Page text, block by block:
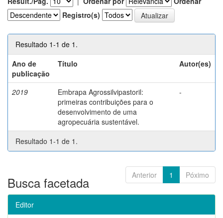
Registro(s)
Resultado 1-1 de 1.
Ano de
publicação
Título Autor(es)
2019
Embrapa Agrossilvipastoril:
primeiras contribuições para o
desenvolvimento de uma
agropecuária sustentável.
-
Resultado 1-1 de 1.
Anterior 1 Póximo
Busca facetada
Editor